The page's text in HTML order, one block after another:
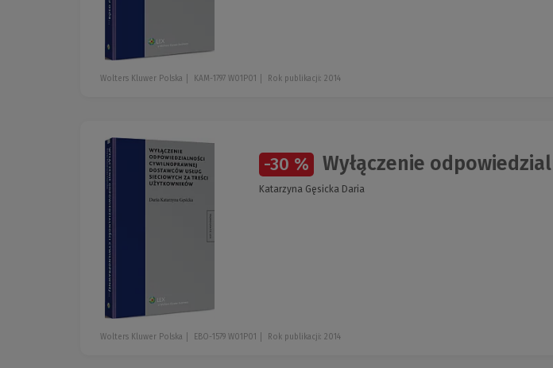
Wolters Kluwer Polska KAM-1797 W01P01 Rok publikacji: 2014
-30 % Wyłączenie
Katarzyna Gęsicka Daria
Wolters Kluwer Polska EBO-1579 W01P01 Rok publikacji: 2014